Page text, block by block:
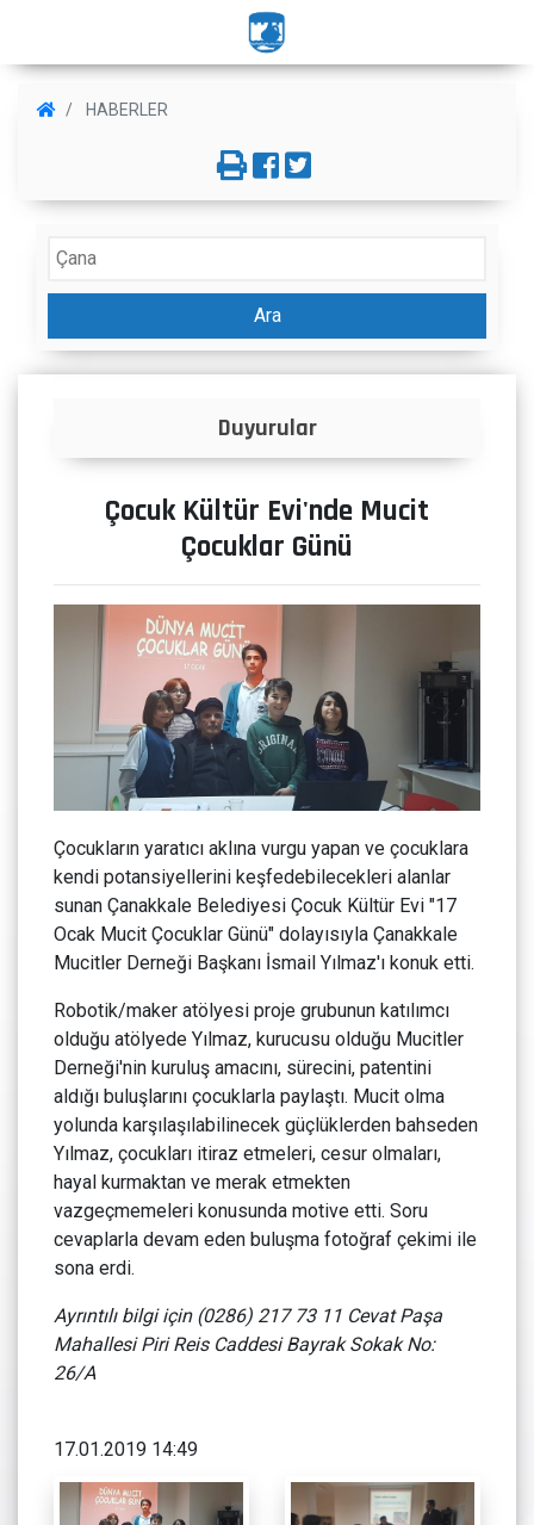
HABERLER
Ara
Çocuk Kültür Evi'nde Mucit
Çocuklar Günü
Çocukların yaratıcı aklına vurgu yapan ve çocuklara
kendi potansiyellerini keşfedebilecekleri alanlar
sunan Çanakkale Belediyesi Çocuk Kültür Evi "17
Ocak Mucit Çocuklar Günü" dolayısıyla Çanakkale
Mucitler Derneği Başkanı İsmail Yılmaz'ı konuk etti.
Robotik/maker atölyesi proje grubunun katılımcı
olduğu atölyede Yılmaz, kurucusu olduğu Mucitler
Derneği'nin kuruluş amacını, sürecini, patentini
aldığı buluşlarını çocuklarla paylaştı. Mucit olma
yolunda karşılaşılabilinecek güçlüklerden bahseden
Yılmaz, çocukları itiraz etmeleri, cesur olmaları,
hayal kurmaktan ve merak etmekten
vazgeçmemeleri konusunda motive etti. Soru
cevaplarla devam eden buluşma fotoğraf çekimi ile
sona erdi.
Ayrıntılı bilgi için (0286) 217 73 11 Cevat Paşa
Mahallesi Piri Reis Caddesi Bayrak Sokak No:
26/A
17.01.2019 14:49